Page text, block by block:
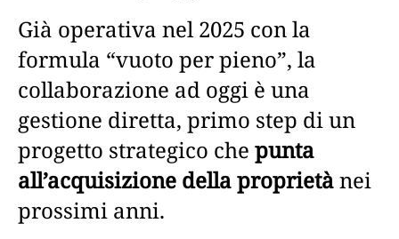
Già operativa nel 2025 con la
formula “vuoto per pieno”, la
collaborazione ad oggi è una
gestione diretta, primo step di un
progetto strategico che punta
all’acquisizione della proprietànei
prossimi anni.